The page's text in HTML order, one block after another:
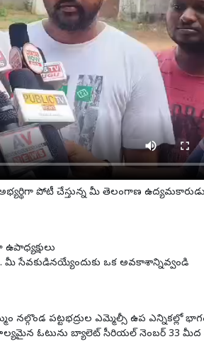
పోటీ చేస్తున్న మీ తెలంగాణ ఉద్యమకారుడు
సేవకుడినయ్యేందుకు ఒక అవకాశాన్నివ్వండి
నల్గొండ పట్టభద్రుల ఎమ్మెల్సీ ఉప ఎన్నికల్లో
ఓటును బ్యాలెట్ సీరియల్ నెంబర్ 33